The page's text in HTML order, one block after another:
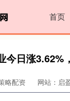
首页
今日涨3.62%
略配资 网站：启